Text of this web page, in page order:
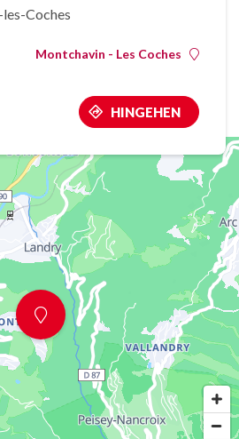
Coches
Montchavin - Les Coches
HINGEHEN